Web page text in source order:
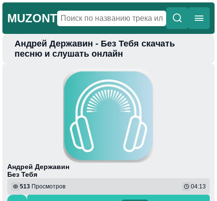
MUZONT
Главная
Андрей Державин - Без Тебя скачать
песню и слушать онлайн
Андрей Державин
Без Тебя
513 Просмотров 04:13